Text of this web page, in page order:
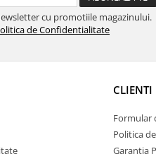
cu promotiile magazinului.
de Confidentialitate
CLIENTI
Formular
Politica
Garantia